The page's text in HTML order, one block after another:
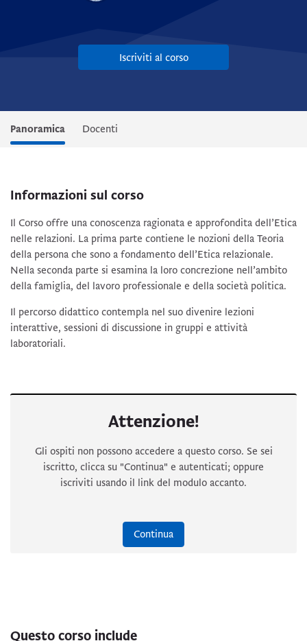
Iscriviti al corso
Panoramica Docenti
Informazioni sul corso
Il Corso offre una conoscenza ragionata e approfondita dell’Etica
nelle relazioni. La prima parte contiene le nozioni della Teoria
della persona che sono a fondamento dell’Etica relazionale.
Nella seconda parte si esamina la loro concrezione nell’ambito
della famiglia, del lavoro professionale e della società politica.
Il percorso didattico contempla nel suo divenire lezioni
interattive, sessioni di discussione in gruppi e attività
laboratoriali.
Attenzione!
Gli ospiti non possono accedere a questo corso. Se sei
iscritto, clicca su "Continua" e autenticati; oppure
iscriviti usando il link del modulo accanto.
Continua
Questo corso include